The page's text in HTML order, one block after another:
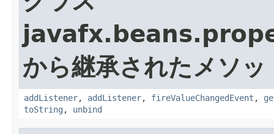
から継承されたメソッ
addListener, addListener, fireValueChangedEvent ,
toString , unbind